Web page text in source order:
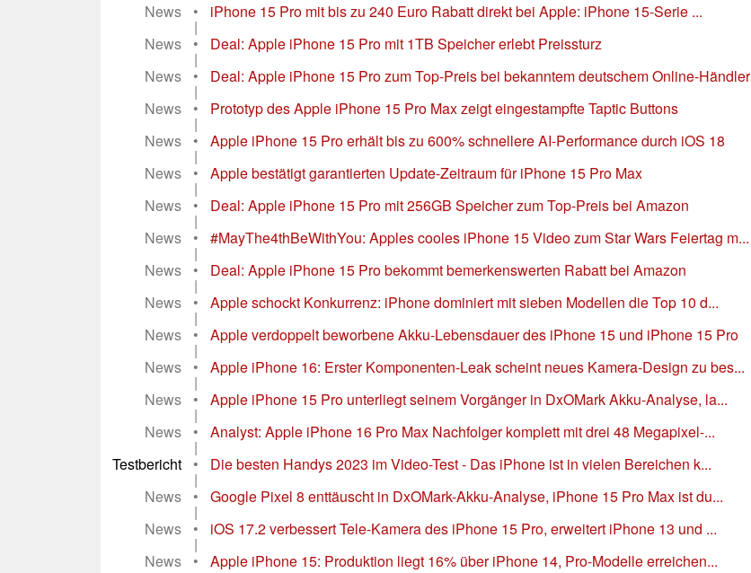
News
• iPhone 15 Pro mit bis zu 240 Euro Rabatt direkt bei Apple: iPhone 15-Serie ...
|
News
• Deal: Apple iPhone 15 Pro mit 1TB Speicher erlebt Preissturz
|
News
• Deal: Apple iPhone 15 Pro zum Top-Preis bei bekanntem deutschem Online-Händler
|
News
• Prototyp des Apple iPhone 15 Pro Max zeigt eingestampfte Taptic Buttons
|
News
• Apple iPhone 15 Pro erhält bis zu 600% schnellere AI-Performance durch iOS 18
|
News
• Apple bestätigt garantierten Update-Zeitraum für iPhone 15 Pro Max
|
News
• Deal: Apple iPhone 15 Pro mit 256GB Speicher zum Top-Preis bei Amazon
|
News
• #MayThe4thBeWithYou: Apples cooles iPhone 15 Video zum Star Wars Feiertag m...
|
News
• Deal: Apple iPhone 15 Pro bekommt bemerkenswerten Rabatt bei Amazon
|
News
• Apple schockt Konkurrenz: iPhone dominiert mit sieben Modellen die Top 10 d...
|
News
• Apple verdoppelt beworbene Akku-Lebensdauer des iPhone 15 und iPhone 15 Pro
|
News
• Apple iPhone 16: Erster Komponenten-Leak scheint neues Kamera-Design zu bes...
|
News
• Apple iPhone 15 Pro unterliegt seinem Vorgänger in DxOMark Akku-Analyse, la...
|
News
• Analyst: Apple iPhone 16 Pro Max Nachfolger komplett mit drei 48 Megapixel-...
|
Testbericht
• Die besten Handys 2023 im Video-Test - Das iPhone ist in vielen Bereichen k...
|
News
• Google Pixel 8 enttäuscht in DxOMark-Akku-Analyse, iPhone 15 Pro Max ist du...
|
News
• iOS 17.2 verbessert Tele-Kamera des iPhone 15 Pro, erweitert iPhone 13 und ...
|
News
•
Apple iPhone 15: Produktion liegt 16% über iPhone 14, Pro-Modelle erreichen...